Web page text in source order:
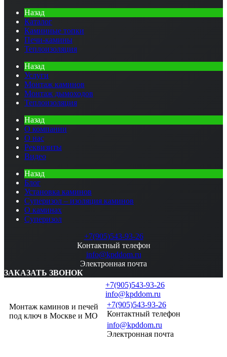
Назад
Каталог
Каминные топки
Печи-камины
Теплоизоляция
Назад
Услуги
Монтаж каминов
Монтаж дымоходов
Теплоизоляция
Назад
О компании
О нас
Реквизиты
Видео
Назад
Блог
Установка каминов
Суперизол – изоляция каминов
О каминах
Суперизол
+7(905)543-93-26
Контактный телефон
info@kpddom.ru
Электронная почта
ЗАКАЗАТЬ ЗВОНОК
Монтаж каминов и печей
под ключ в Москве и МО
+7(905)543-93-26
info@kpddom.ru
+7(905)543-93-26
Контактный телефон
info@kpddom.ru
Электронная почта